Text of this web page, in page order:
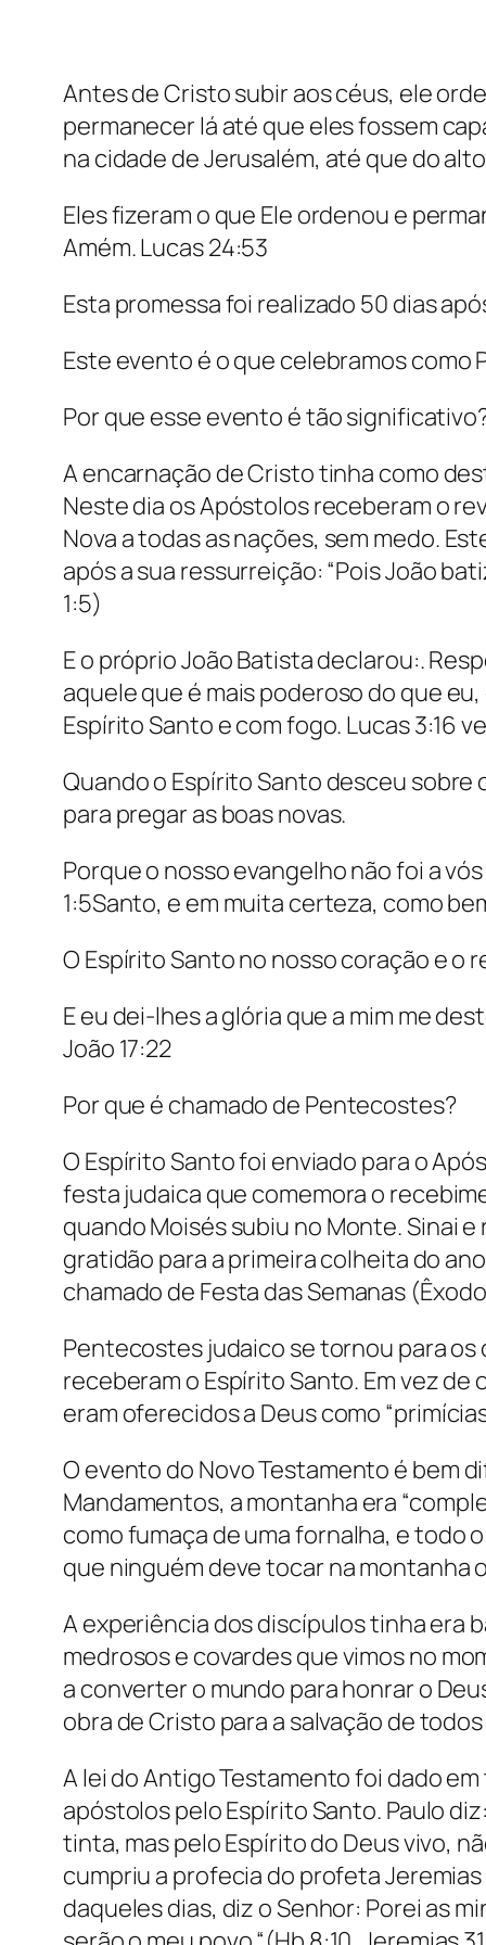
Antes de Cristo subir aos céus, ele
permanecer lá até que eles fossem
na cidade de Jerusalém, até que do
Eles fizeram o que Ele ordenou e
Amém. Lucas 24:53
Esta promessa foi realizado 50 dias
Este evento é o que celebramos como
Por que esse evento é tão
A encarnação de Cristo tinha como
Neste dia os Apóstolos receberam o
Nova a todas as nações, sem medo.
após a sua ressurreição: “Pois João
1:5)
E o próprio João Batista declarou:.
aquele que é mais poderoso do que
Espírito Santo e com fogo. Lucas 3:16
Quando o Espírito Santo desceu
para pregar as boas novas.
Porque o nosso evangelho não foi a
1:5Santo, e em muita certeza, como
O Espírito Santo no nosso coração e o
E eu dei-lhes a glória que a mim me
João 17:22
Por que é chamado de Pentecostes?
O Espírito Santo foi enviado para o
festa judaica que comemora o
quando Moisés subiu no Monte. Sinai
gratidão para a primeira colheita do
chamado de Festa das Semanas
Pentecostes judaico se tornou para
receberam o Espírito Santo. Em vez
eram oferecidos a Deus como
O evento do Novo Testamento é bem
Mandamentos, a montanha era
como fumaça de uma fornalha, e todo
que ninguém deve tocar na montanha
A experiência dos discípulos tinha era
medrosos e covardes que vimos no
a converter o mundo para honrar o
obra de Cristo para a salvação de
A lei do Antigo Testamento foi dado
apóstolos pelo Espírito Santo. Paulo
tinta, mas pelo Espírito do Deus vivo,
cumpriu a profecia do profeta
daqueles dias, diz o Senhor: Porei as